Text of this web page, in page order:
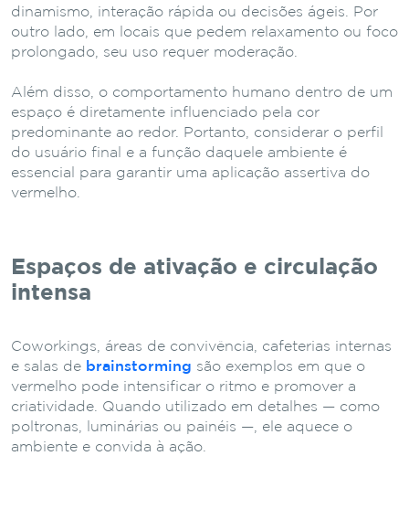
dinamismo, interação rápida ou decisões ágeis. Por
outro lado, em locais que pedem relaxamento ou foco
prolongado, seu uso requer moderação.
Além disso, o comportamento humano dentro de um
espaço é diretamente influenciado pela cor
predominante ao redor. Portanto, considerar o perfil
do usuário final e a função daquele ambiente é
essencial para garantir uma aplicação assertiva do
vermelho.
Espaços de ativação e circulação
intensa
Coworkings, áreas de convivência, cafeterias internas
e salas de brainstorming são exemplos em que o
vermelho pode intensificar o ritmo e promover a
criatividade. Quando utilizado em detalhes — como
poltronas, luminárias ou painéis —, ele aquece o
ambiente e convida à ação.